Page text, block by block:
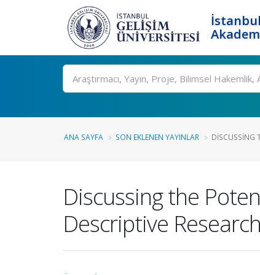
Ara
ANA SAYFA SON EKLENEN YAYINLAR DISCUSSING
Discussing the
Descriptive